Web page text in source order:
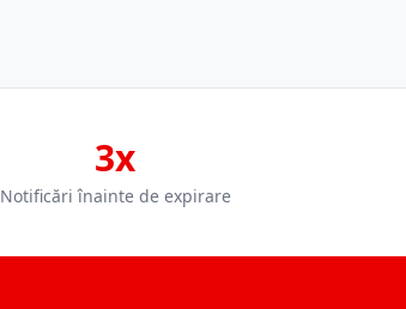
3x
Notificări înainte de expirare